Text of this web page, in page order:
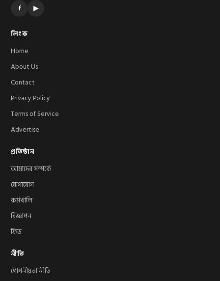
f ▶
লিংক
Home
About Us
Contact
Privacy Policy
Terms of Service
Advertise
প্রতিষ্ঠান
আমাদের সম্পর্কে
যোগাযোগ
কর্মখালি
বিজ্ঞাপন
ফিড
নীতি
গোপনীয়তা নীতি